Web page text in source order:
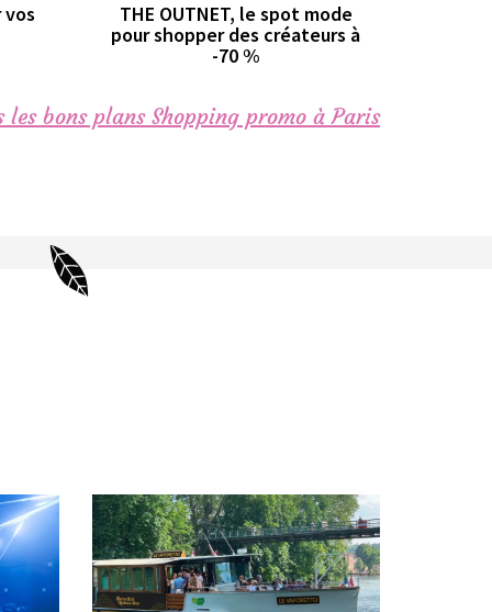
vos
THE OUTNET, le spot mode
pour shopper des créateurs à
-70 %
les bons plans Shopping promo à Paris